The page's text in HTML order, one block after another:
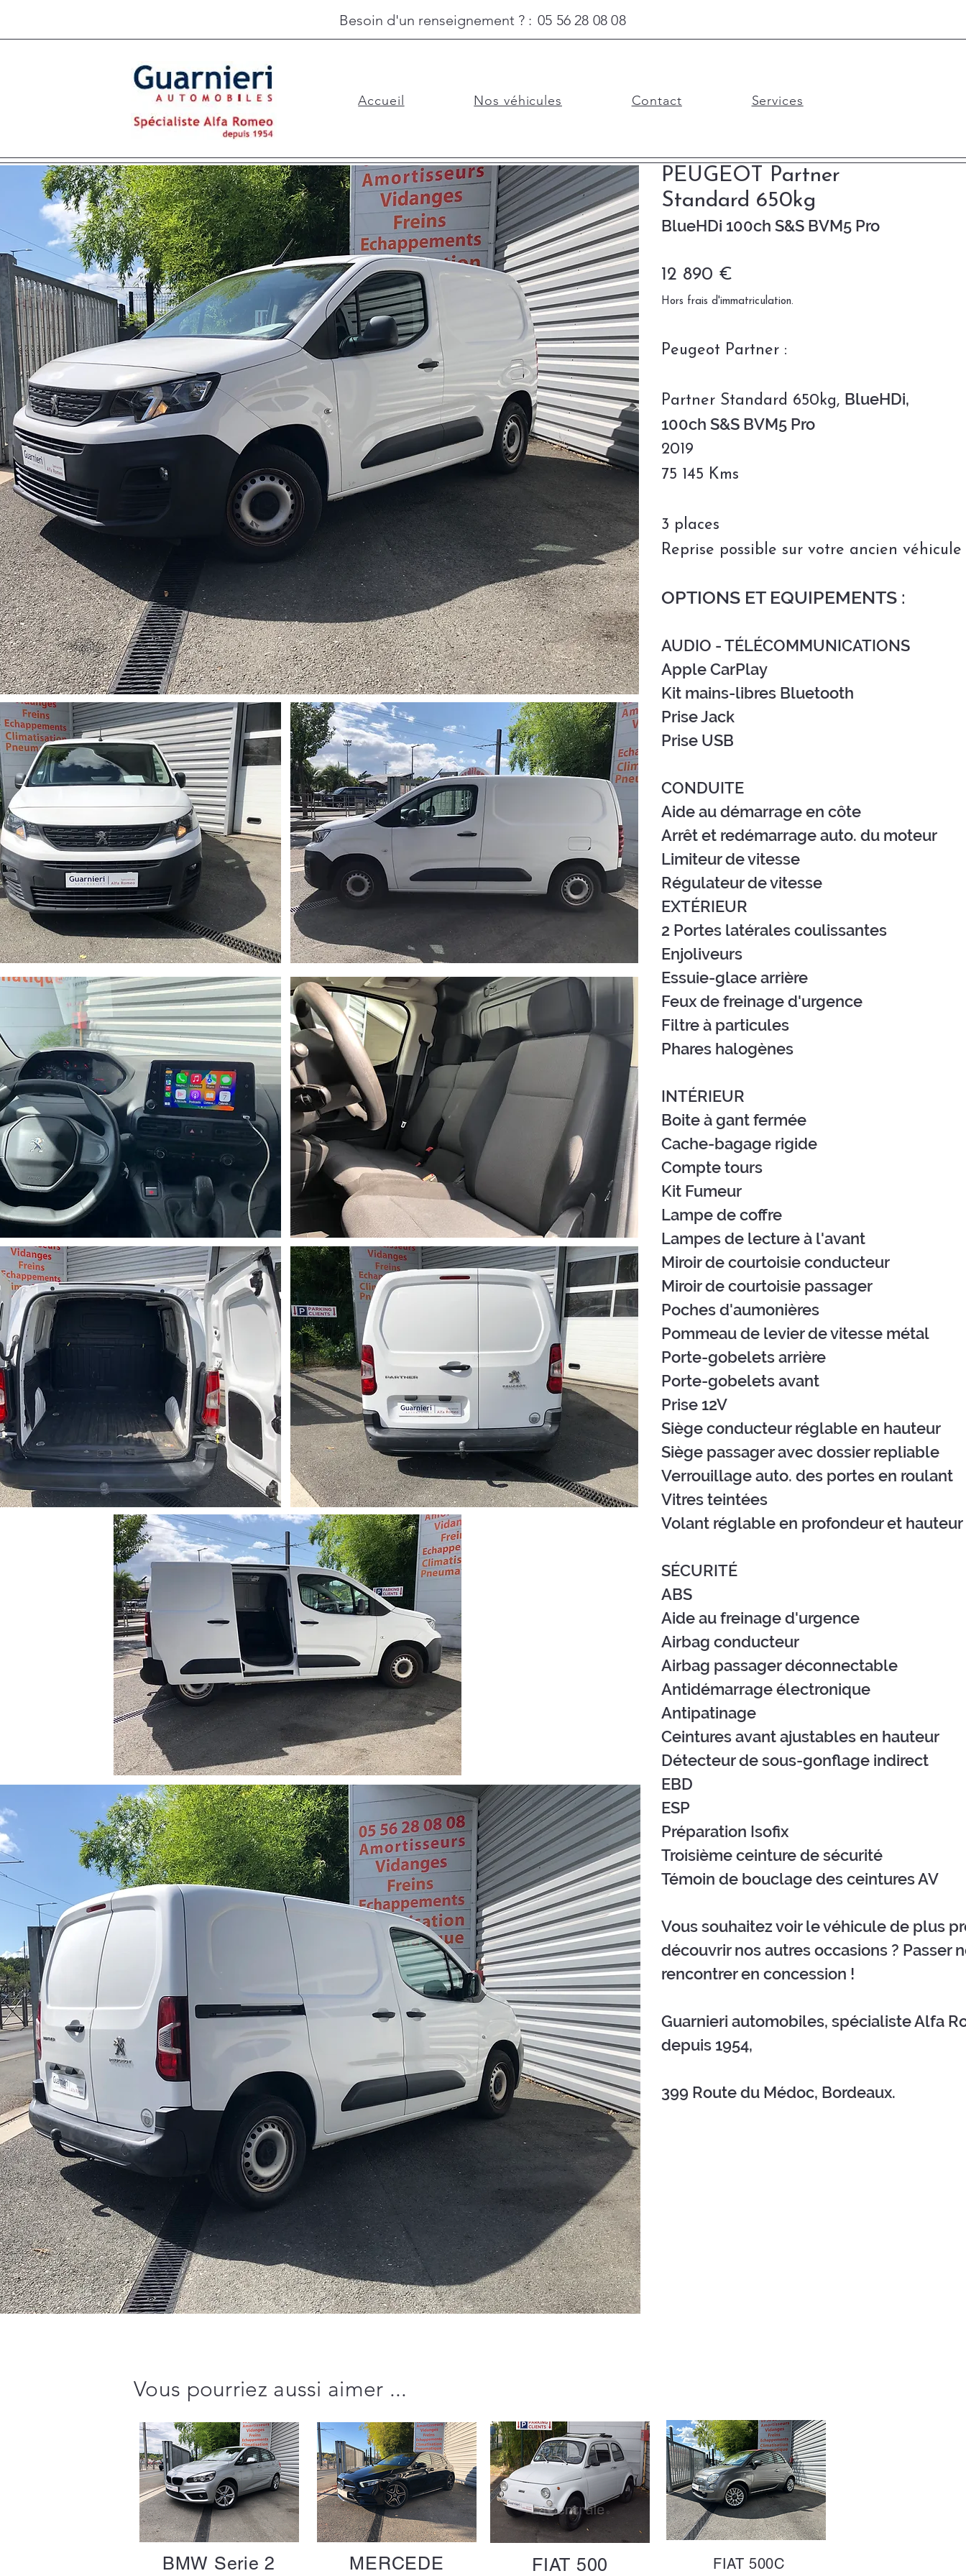
Besoin d'un renseignement ? : 05 56 28 08 08
Accueil Nos véhicules Contact Services
PEUGEOT Partner
Standard 650kg
BlueHDi 100ch S&S BVM5 Pro
12 890 €
Hors frais d'immatriculation.
Peugeot Partner :
Partner Standard 650kg, BlueHDi,
100ch S&S BVM5 Pro
2019
75 145 Kms
3 places
Reprise possible sur votre ancien véhicule
OPTIONS ET EQUIPEMENTS :
AUDIO - TÉLÉCOMMUNICATIONS
Apple CarPlay
Kit mains-libres Bluetooth
Prise Jack
Prise USB
CONDUITE
Aide au démarrage en côte
Arrêt et redémarrage auto. du moteur
Limiteur de vitesse
Régulateur de vitesse
EXTÉRIEUR
2 Portes latérales coulissantes
Enjoliveurs
Essuie-glace arrière
Feux de freinage d'urgence
Filtre à particules
Phares halogènes
INTÉRIEUR
Boite à gant fermée
Cache-bagage rigide
Compte tours
Kit Fumeur
Lampe de coffre
Lampes de lecture à l'avant
Miroir de courtoisie conducteur
Miroir de courtoisie passager
Poches d'aumonières
Pommeau de levier de vitesse métal
Porte-gobelets arrière
Porte-gobelets avant
Prise 12V
Siège conducteur réglable en hauteur
Siège passager avec dossier repliable
Verrouillage auto. des portes en roulant
Vitres teintées
Volant réglable en profondeur et hauteur
SÉCURITÉ
ABS
Aide au freinage d'urgence
Airbag conducteur
Airbag passager déconnectable
Antidémarrage électronique
Antipatinage
Ceintures avant ajustables en hauteur
Détecteur de sous-gonflage indirect
EBD
ESP
Préparation Isofix
Troisième ceinture de sécurité
Témoin de bouclage des ceintures AV
Vous souhaitez voir le véhicule de plus
découvrir nos autres occasions ? Passer
rencontrer en concession !
Guarnieri automobiles, spécialiste Alfa
depuis 1954,
399 Route du Médoc, Bordeaux.
Vous pourriez aussi aimer ...
BMW Serie 2
MERCEDE
FIAT 500
FIAT 500C